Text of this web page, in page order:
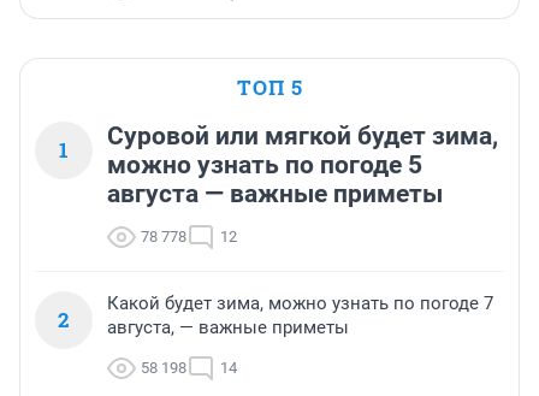
ТОП 5
1
Суровой или мягкой будет зима,
можно узнать по погоде 5
августа — важные приметы
78 778 12
2
Какой будет зима, можно узнать по погоде 7
августа, — важные приметы
58 198 14